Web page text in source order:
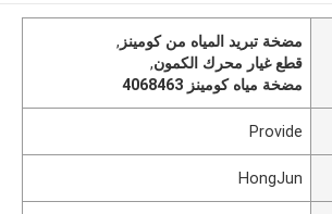
مضخة تبريد المياه من كومينز ,
قطع غيار محرك الكمون,
مضخة مياه كومينز 4068463
Provide
HongJun